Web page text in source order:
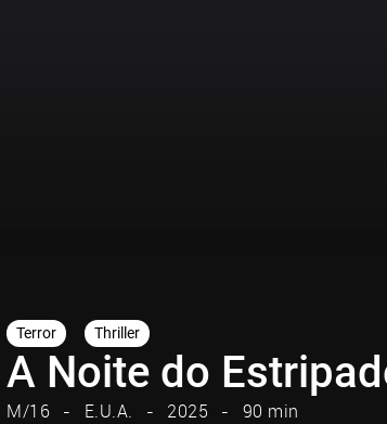
Terror Thriller
A Noite do
M/16 E.U.A. 2025 90 min